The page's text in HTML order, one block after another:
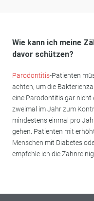
Wie kann ich meine
davor schützen?
Parodontitis-Patienten
achten, um die
eine Parodontitis gar nicht
zweimal im Jahr zum
mindestens einmal pro
gehen. Patienten mit
Menschen mit Diabetes
empfehle ich die